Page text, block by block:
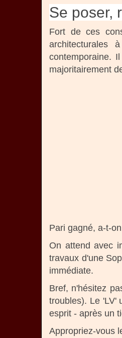
Se poser,
Fort de ces
architecturales
contemporaine.
majoritairement
Pari gagné, a-t-
On attend avec
travaux d'une
immédiate.
Bref, n'hésitez
troubles). Le 'LV'
esprit - après un
Appropriez-vous